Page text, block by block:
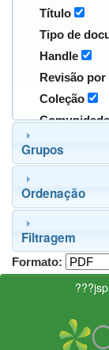
Título
Tipo de
Handle
Revisão por
Coleção
Comunidade
Grupos
Ordenação
Filtragem
Formato: